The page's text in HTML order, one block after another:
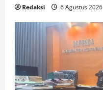
Redaksi 6 Agustus 2026